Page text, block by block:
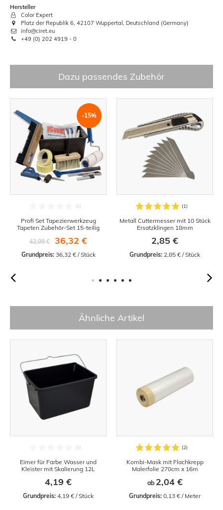
Hersteller
Color Expert
Platz der Republik 6, 42107 Wuppertal, Deutschland (Germany)
info@ciret.eu
+49 (0) 202 4919 - 0
Dazu passendes Zubehör
-15%
Profi Set Tapezierwerkzeug
Tapeten Zubehör-Set 15-teilig
42,99 €
36,32 €
Grundpreis: 36,32 € / Stück
Metall Cuttermesser mit 10 Stück
Ersatzklingen 18mm
2,85 €
Grundpreis: 2,85 € / Stück
Ähnliche Artikel
Eimer für Farbe Wasser und
Kleister mit Skalierung 12L
4,19 €
Grundpreis: 4,19 € / Stück
Kombi-Mask mit Flachkrepp
Malerfolie 270cm x 16m
ab 2,04 €
Grundpreis: 0,13 € / Meter